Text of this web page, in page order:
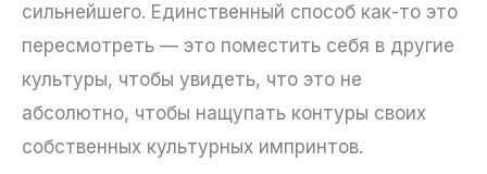
сильнейшего. Единственный способ как-то это
пересмотреть — это поместить себя в другие
культуры, чтобы увидеть, что это не
абсолютно, чтобы нащупать контуры своих
собственных культурных импринтов.